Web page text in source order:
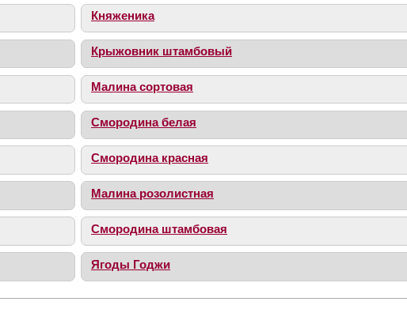
Княженика
Крыжовник штамбовый
Малина сортовая
Смородина белая
Смородина красная
Малина розолистная
Смородина штамбовая
Ягоды Годжи